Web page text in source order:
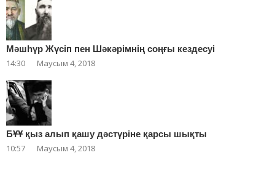
Мәшһүр Жүсіп пен Шәкәрімнің соңғы кездесуі
14:30 Маусым 4, 2018
БҰҰ қыз алып қашу дәстүріне қарсы шықты
10:57 Маусым 4, 2018